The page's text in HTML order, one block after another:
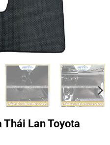
Lan Toyota